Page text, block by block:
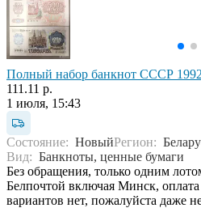
Полный набор банкнот СССР
111.11 р.
1 июля, 15:43
Состояние: НовыйРегион:
Вид: Банкноты, ценные бумаги
Без обращения, только одним
Белпочтой включая Минск,
вариантов нет, пожалуйста даже